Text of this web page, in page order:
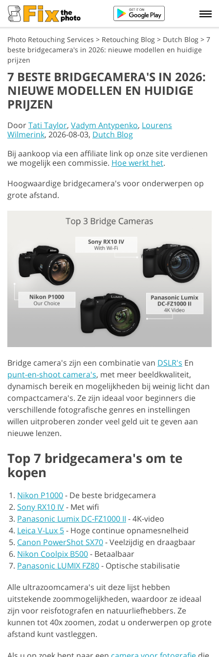
Photo Retouching Services > Retouching Blog > Dutch Blog > 7
beste bridgecamera's in 2026: nieuwe modellen en huidige
prijzen
7 BESTE BRIDGECAMERA'S IN 2026:
NIEUWE MODELLEN EN HUIDIGE
PRIJZEN
DoorTati Taylor, Vadym Antypenko, Lourens
Wilmerink, 2026-08-03, Dutch Blog
Bij aankoop via een affiliate link op onze site verdienen
we mogelijk een commissie. Hoe werkt het.
Hoogwaardige bridgecamera's voor onderwerpen op
grote afstand.
Bridge camera's zijn een combinatie van DSLR's En
punt-en-shoot camera's, met meer beeldkwaliteit,
dynamisch bereik en mogelijkheden bij weinig licht dan
compactcamera's. Ze zijn ideaal voor beginners die
verschillende fotografische genres en instellingen
willen uitproberen zonder veel geld uit te geven aan
nieuwe lenzen.
Top 7 bridgecamera's om te
kopen
Nikon P1000- De beste bridgecamera
Sony RX10 IV- Met wifi
Panasonic Lumix DC-FZ1000 II -4K-video
Leica V-Lux 5- Hoge continue opnamesnelheid
Canon PowerShot SX70-Veelzijdig en draagbaar
Nikon Coolpix B500- Betaalbaar
Panasonic LUMIX FZ80- Optische stabilisatie
Alle ultrazoomcamera's uit deze lijst hebben
uitstekende zoommogelijkheden, waardoor ze ideaal
zijn voor reisfotografen en natuurliefhebbers. Ze
kunnen tot 40x zoomen, zodat u onderwerpen op grote
afstand kunt vastleggen.